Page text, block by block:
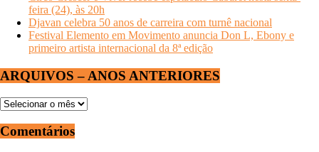
feira (24), às 20h
Djavan celebra 50 anos de carreira com turnê nacional
Festival Elemento em Movimento anuncia Don L, Ebony e
primeiro artista internacional da 8ª edição
ARQUIVOS – ANOS ANTERIORES
ARQUIVOS
ANOS
ANTERIORES
Comentários